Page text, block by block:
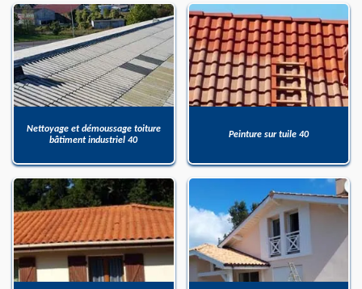
Nettoyage et démoussage toiture
bâtiment industriel 40
Peinture sur tuile 40